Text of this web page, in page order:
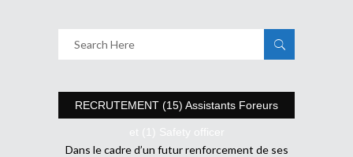
RECRUTEMENT (15) Assistants Foreurs
et (1) Safety officer
Dans le cadre d’un futur renforcement de ses